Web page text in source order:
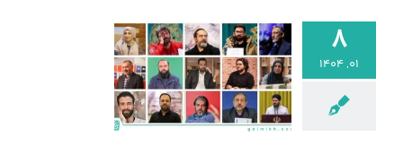
۸
۰۱, ۱۴۰۴